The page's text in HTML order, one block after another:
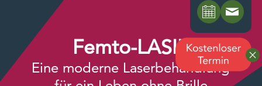
Femto-LASIK
Eine moderne Laserbehandlung